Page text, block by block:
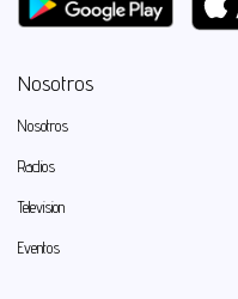
Nosotros
Nosotros
Radios
Television
Eventos